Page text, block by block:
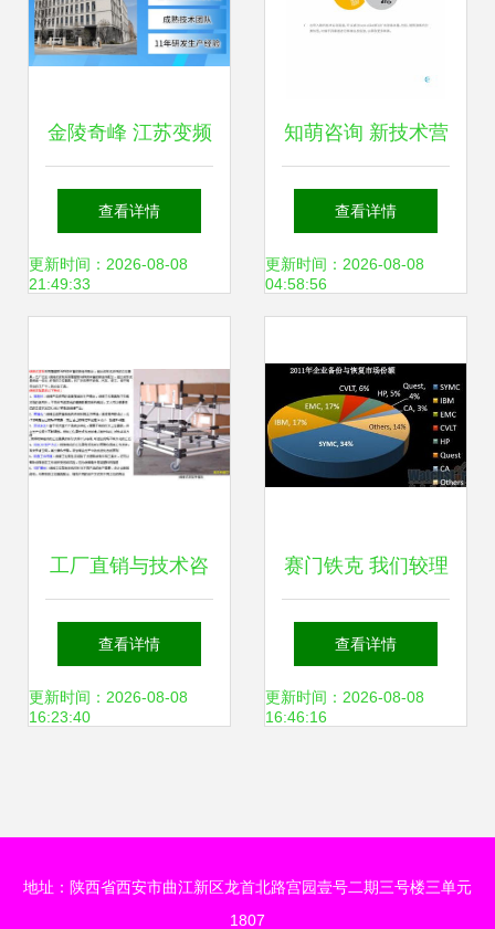
金陵奇峰 江苏变频
控制柜的技术特点
与优势解析
查看详情
更新时间：2026-08-08
21:49:33
知萌咨询 新技术营
销应用趋势研究报
告——驱动品牌增
查看详情
更新时间：2026-08-08
04:58:56
工厂直销与技术咨
询 佳木斯与瑞昌线
棒HJ-3接头深度解
查看详情
更新时间：2026-08-08
16:23:40
赛门铁克 我们较理
解备份的灵魂
查看详情
更新时间：2026-08-08
16:46:16
地址：陕西省西安市曲江新区龙首北路宫园壹号二期三号楼三单元
1807